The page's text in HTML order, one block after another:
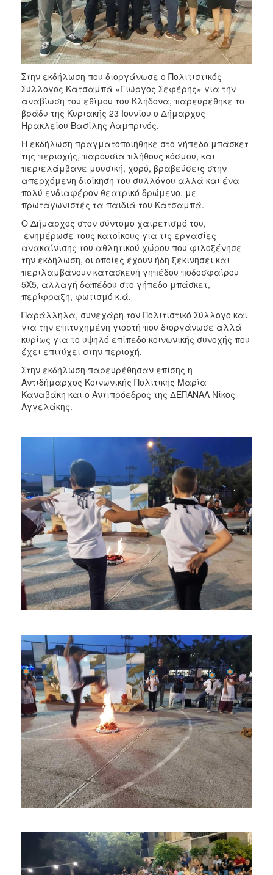
ΔΗΜΟΤΗΣ
ΕΠΙΣΚΕΠΤΗΣ
ΗΡΑΚΛΕΙΟ
Στην εκδήλωση που διοργάνωσε ο Πολιτιστικός
Σύλλογος Κατσαμπά «Γιώργος Σεφέρης» για την
αναβίωση του εθίμου του Κλήδονα, παρευρέθηκε το
βράδυ της Κυριακής 23 Ιουνίου ο Δήμαρχος
Ηρακλείου Βασίλης Λαμπρινός.
Η εκδήλωση πραγματοποιήθηκε στο γήπεδο μπάσκετ
της περιοχής, παρουσία πλήθους κόσμου, και
περιελάμβανε μουσική, χορό, βραβεύσεις στην
απερχόμενη διοίκηση του συλλόγου αλλά και ένα
πολύ ενδιαφέρον θεατρικό δρώμενο, με
πρωταγωνιστές τα παιδιά του Κατσαμπά.
Ο Δήμαρχος στον σύντομο χαιρετισμό του,
ενημέρωσε τους κατοίκους για τις εργασίες
ανακαίνισης του αθλητικού χώρου που φιλοξένησε
την εκδήλωση, οι οποίες έχουν ήδη ξεκινήσει και
περιλαμβάνουν κατασκευή γηπέδου ποδοσφαίρου
5Χ5, αλλαγή δαπέδου στο γήπεδο μπάσκετ,
περίφραξη, φωτισμό κ.ά.
Παράλληλα, συνεχάρη τον Πολιτιστικό Σύλλογο και
για την επιτυχημένη γιορτή που διοργάνωσε αλλά
κυρίως για το υψηλό επίπεδο κοινωνικής συνοχής που
έχει επιτύχει στην περιοχή.
Στην εκδήλωση παρευρέθησαν επίσης η
Αντιδήμαρχος Κοινωνικής Πολιτικής Μαρία
Καναβάκη και ο Αντιπρόεδρος της ΔΕΠΑΝΑΛ Νίκος
Αγγελάκης.